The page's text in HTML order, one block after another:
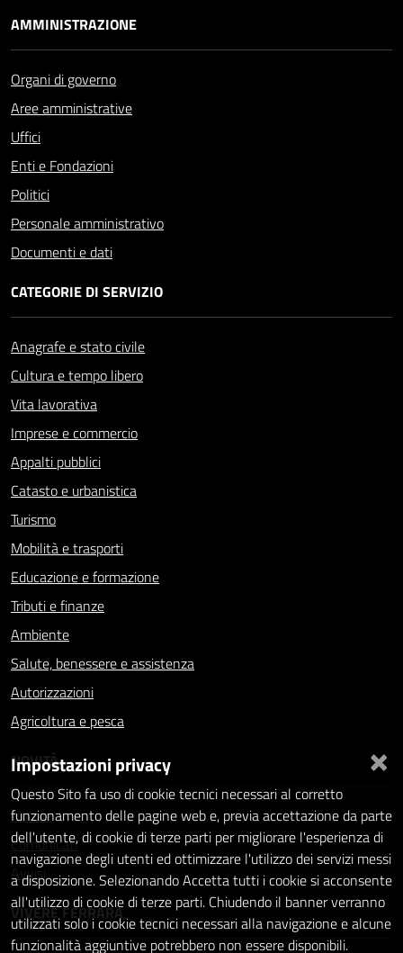
AMMINISTRAZIONE
Organi di governo
Aree amministrative
Uffici
Enti e Fondazioni
Politici
Personale amministrativo
Documenti e dati
CATEGORIE DI SERVIZIO
Anagrafe e stato civile
Cultura e tempo libero
Vita lavorativa
Imprese e commercio
Appalti pubblici
Catasto e urbanistica
Turismo
Mobilità e trasporti
Educazione e formazione
Tributi e finanze
Ambiente
Salute, benessere e assistenza
Autorizzazioni
Agricoltura e pesca
NOVITÀ
Notizie
Comunicati
Avvisi
VIVERE FERRARA
×
Impostazioni privacy
Questo Sito fa uso di cookie tecnici necessari al corretto
funzionamento delle pagine web e, previa accettazione da parte
dell'utente, di cookie di terze parti per migliorare l'esperienza di
navigazione degli utenti ed ottimizzare l'utilizzo dei servizi messi
a disposizione. Selezionando Accetta tutti i cookie si acconsente
all'utilizzo di cookie di terze parti. Chiudendo il banner verranno
utilizzati solo i cookie tecnici necessari alla navigazione e alcune
funzionalità aggiuntive potrebbero non essere disponibili.